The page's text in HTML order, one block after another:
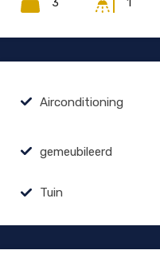
3 1
Airconditioning
gemeubileerd
Tuin